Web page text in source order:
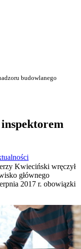
budowlanego
Kwieciński wręczył
głównego
2017 r. obowiązki